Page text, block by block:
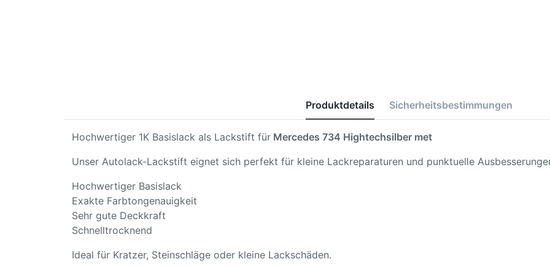
Produktdetails Sicherheitsbestimmungen
Hochwertiger 1K Basislack als Lackstift für Mercedes 734 Hightechsilber met
Unser Autolack-Lackstift eignet sich perfekt für kleine Lackreparaturen und punktuelle
Hochwertiger Basislack
Exakte Farbtongenauigkeit
Sehr gute Deckkraft
Schnelltrocknend
Ideal für Kratzer, Steinschläge oder kleine Lackschäden.